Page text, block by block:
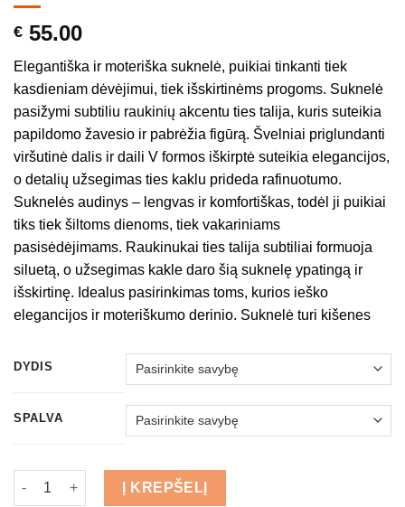
€ 55.00
Elegantiška ir moteriška suknelė, puikiai tinkanti tiek
kasdieniam dėvėjimui, tiek išskirtinėms progoms. Suknelė
pasižymi subtiliu raukinių akcentu ties talija, kuris suteikia
papildomo žavesio ir pabrėžia figūrą. Švelniai priglundanti
viršutinė dalis ir daili V formos iškirptė suteikia elegancijos,
o detalių užsegimas ties kaklu prideda rafinuotumo.
Suknelės audinys – lengvas ir komfortiškas, todėl ji puikiai
tiks tiek šiltoms dienoms, tiek vakariniams
pasisėdėjimams. Raukinukai ties talija subtiliai formuoja
siluetą, o užsegimas kakle daro šią suknelę ypatingą ir
išskirtinę. Idealus pasirinkimas toms, kurios ieško
elegancijos ir moteriškumo derinio. Suknelė turi kišenes
DYDIS
SPALVA
produkto kiekis: Suknelė "Detalė"
Į KREPŠELĮ